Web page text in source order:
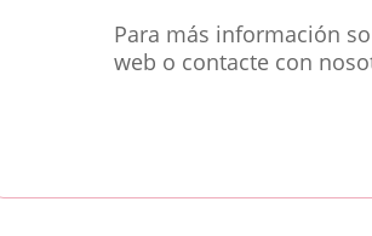
Para más información
web o contacte con